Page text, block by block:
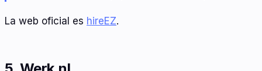
La web oficial es hireEZ.